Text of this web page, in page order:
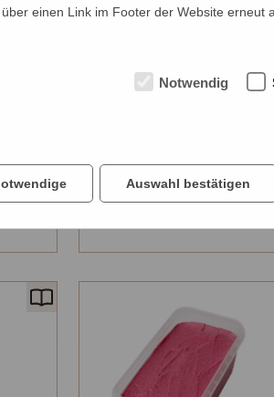
kg
einen Link im Footer der Website erneut
Notwendig
Auswahl bestätigen